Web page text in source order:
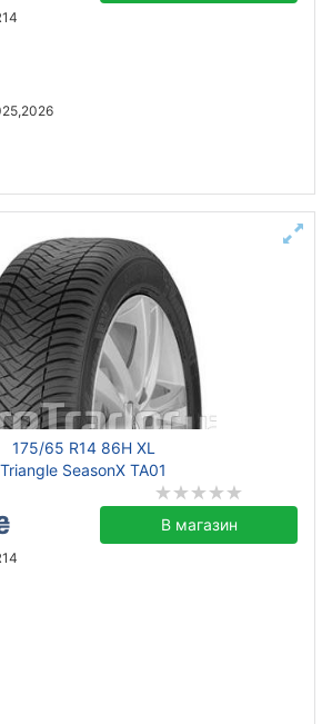
175/65 R14 86H XL
Triangle SeasonX TA01
В магазин